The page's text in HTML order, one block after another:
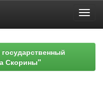
Скорины"